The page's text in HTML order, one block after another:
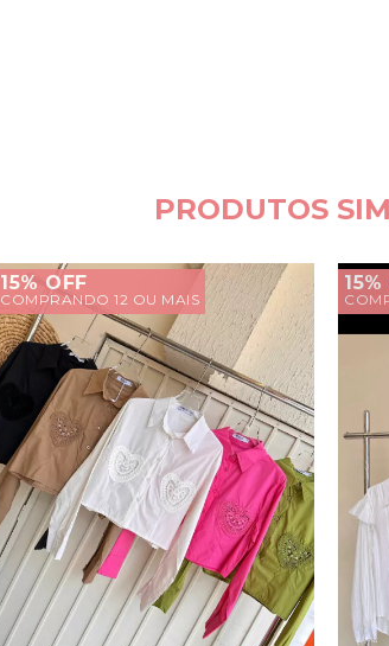
PRODUTOS
15% OFF
COMPRANDO 12 OU MAIS